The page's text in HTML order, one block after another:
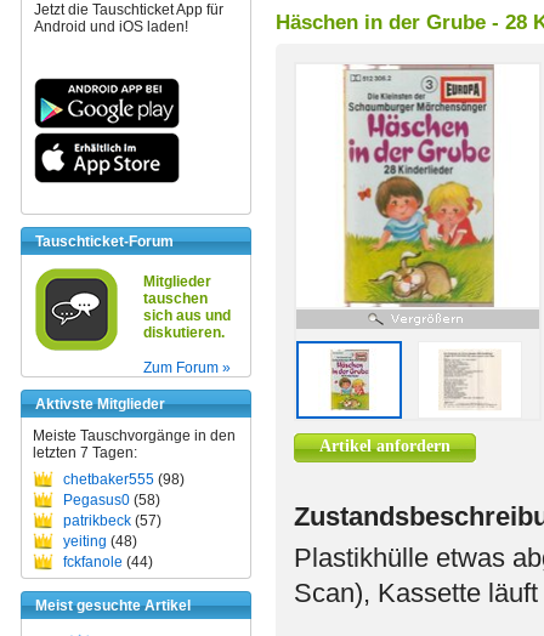
Jetzt die Tauschticket App für
Android und iOS laden!
Tauschticket-Forum
Mitglieder
tauschen
sich aus und
diskutieren.
Zum Forum »
Aktivste Mitglieder
Meiste Tauschvorgänge in den
letzten 7 Tagen:
chetbaker555 (98)
Pegasus0 (58)
patrikbeck (57)
yeiting (48)
fckfanole (44)
Meist gesuchte Artikel
Häschen in der Grube - 28
Artikel anfordern
Plastikhülle etwas
Scan), Kassette